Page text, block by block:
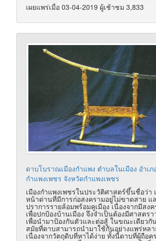
เผยแพร่เมื่อ 03-04-2019 ผู้เช้าชม 3,833
ดาบโบราณเมืองกำแพง ตำบลในเมือง อำเภ
กำแพงเพชร จังหวัดกำแพงเพชร
เมืองกำแพงเพชรในประวัติศาสตร์ขึ้นชื่อว่า
หน้าด่านที่มีการก่อสงครามอยู่ไม่ขาดสาย แ
ปราการรายล้อมพร้อมคูเมือง เนื่องจากมีสง
เพื่อปกป้องบ้านเมือง จึงจำเป็นต้องมีศาสตร
เพื่อนำมาป้องกันตัวและต่อสู้ ในขณะเดียวกั
สมัยที่ดาบสามารถนำมาใช้กันอย่างแพร่หลา
เนื่องจากวัตถุดิบที่หาได้ง่าย ทั้งนี้ดาบที่ผู้ถือค